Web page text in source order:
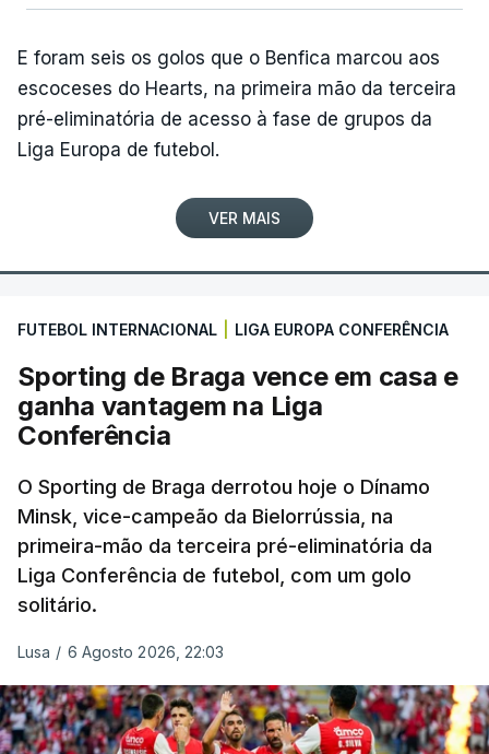
E foram seis os golos que o Benfica marcou aos
escoceses do Hearts, na primeira mão da terceira
pré-eliminatória de acesso à fase de grupos da
Liga Europa de futebol.
VER MAIS
FUTEBOL INTERNACIONAL LIGA EUROPA CONFERÊNCIA
Sporting de Braga vence em casa e
ganha vantagem na Liga
Conferência
O Sporting de Braga derrotou hoje o Dínamo
Minsk, vice-campeão da Bielorrússia, na
primeira-mão da terceira pré-eliminatória da
Liga Conferência de futebol, com um golo
solitário.
Lusa / 6 Agosto 2026, 22:03